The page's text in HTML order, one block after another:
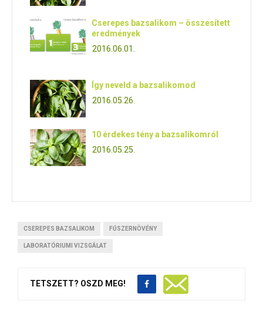
Cserepes bazsalikom – összesített
eredmények
2016.06.01.
Így neveld a bazsalikomod
2016.05.26.
10 érdekes tény a bazsalikomról
2016.05.25.
CSEREPES BAZSALIKOM FŰSZERNÖVÉNY
LABORATÓRIUMI VIZSGÁLAT
TETSZETT? OSZD MEG!